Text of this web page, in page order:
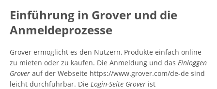
Einführung in Grover und die
Anmeldeprozesse
Grover ermöglicht es den Nutzern, Produkte einfach online
zu mieten oder zu kaufen. Die Anmeldung und das Einloggen
Grover auf der Webseite https://www.grover.com/de-de sind
leicht durchführbar. Die Login-Seite Grover ist